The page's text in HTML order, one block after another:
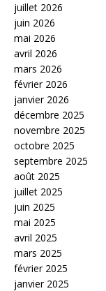
juillet 2026
juin 2026
mai 2026
avril 2026
mars 2026
février 2026
janvier 2026
décembre 2025
novembre 2025
octobre 2025
septembre 2025
août 2025
juillet 2025
juin 2025
mai 2025
avril 2025
mars 2025
février 2025
janvier 2025